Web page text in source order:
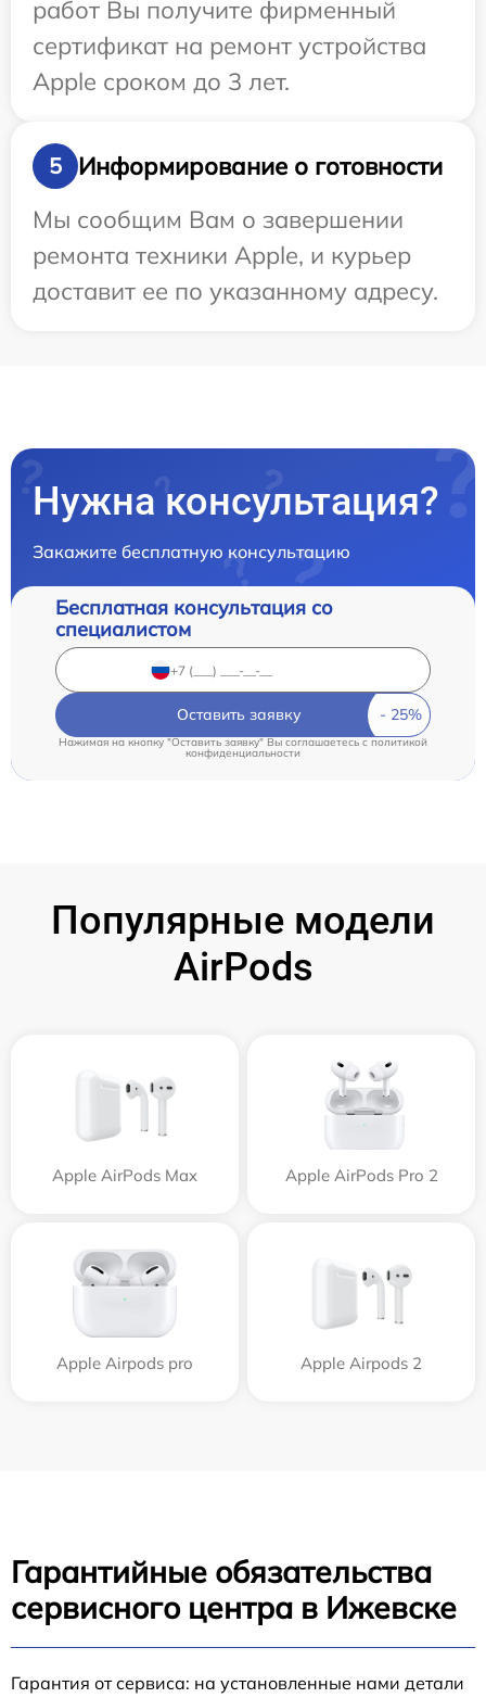
работ Вы получите фирменный
сертификат на ремонт устройства
Apple сроком до 3 лет.
5
Информирование о готовности
Мы сообщим Вам о завершении
ремонта техники Apple, и курьер
доставит ее по указанному адресу.
Нужна консультация?
Закажите бесплатную консультацию
Бесплатная консультация со
специалистом
Оставить заявку
Нажимая на кнопку "Оставить заявку" Вы соглашаетесь c политикой
конфиденциальности
Популярные модели
AirPods
Apple AirPods Max Apple AirPods Pro 2
Apple Airpods pro Apple Airpods 2
Гарантийные обязательства
сервисного центра в Ижевске
Гарантия от сервиса: на установленные нами детали